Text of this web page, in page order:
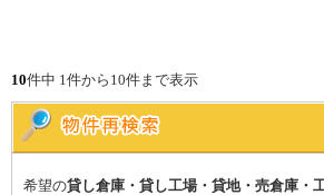
10件中 1件から10件まで表示
希望の貸し倉庫・貸し工場・貸地・売倉庫・